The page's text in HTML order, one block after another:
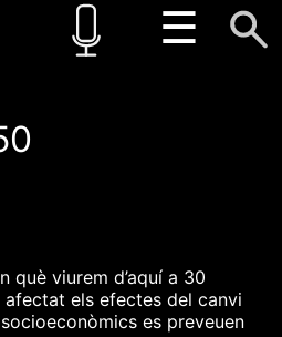
☰
què viurem d’aquí a 30
afectat els efectes del canvi
es preveuen